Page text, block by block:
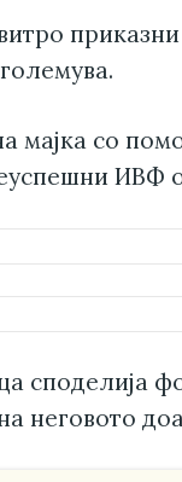
мајка со
ИВФ
споделија
неговото